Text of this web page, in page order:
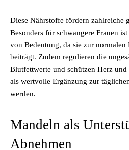
Diese Nährstoffe fördern zahlreiche
Besonders für schwangere Frauen
von Bedeutung, da sie zur
beiträgt. Zudem regulieren die
Blutfettwerte und schützen Herz
als wertvolle Ergänzung zur
werden.
Mandeln als
Abnehmen